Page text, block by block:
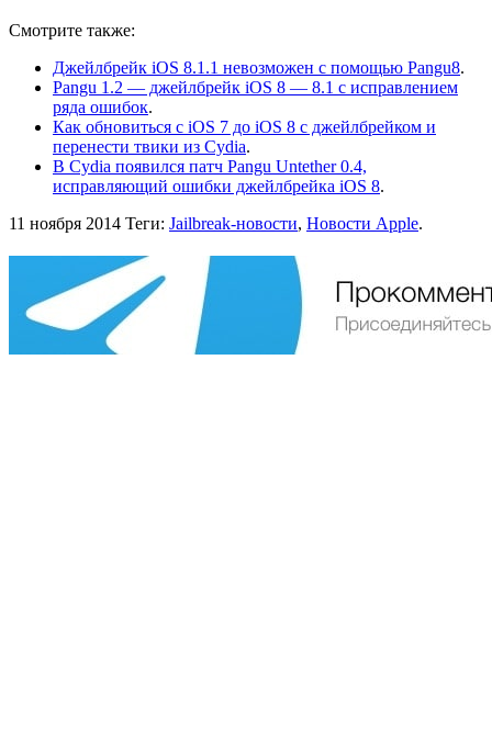
Смотрите также:
Джейлбрейк iOS 8.1.1 невозможен с помощью Pangu8.
Pangu 1.2 — джейлбрейк iOS 8 — 8.1 с исправлением
ряда ошибок.
Как обновиться с iOS 7 до iOS 8 с джейлбрейком и
перенести твики из Cydia.
В Cydia появился патч Pangu Untether 0.4,
исправляющий ошибки джейлбрейка iOS 8.
11 ноября 2014 Теги: Jailbreak-новости, Новости Apple.